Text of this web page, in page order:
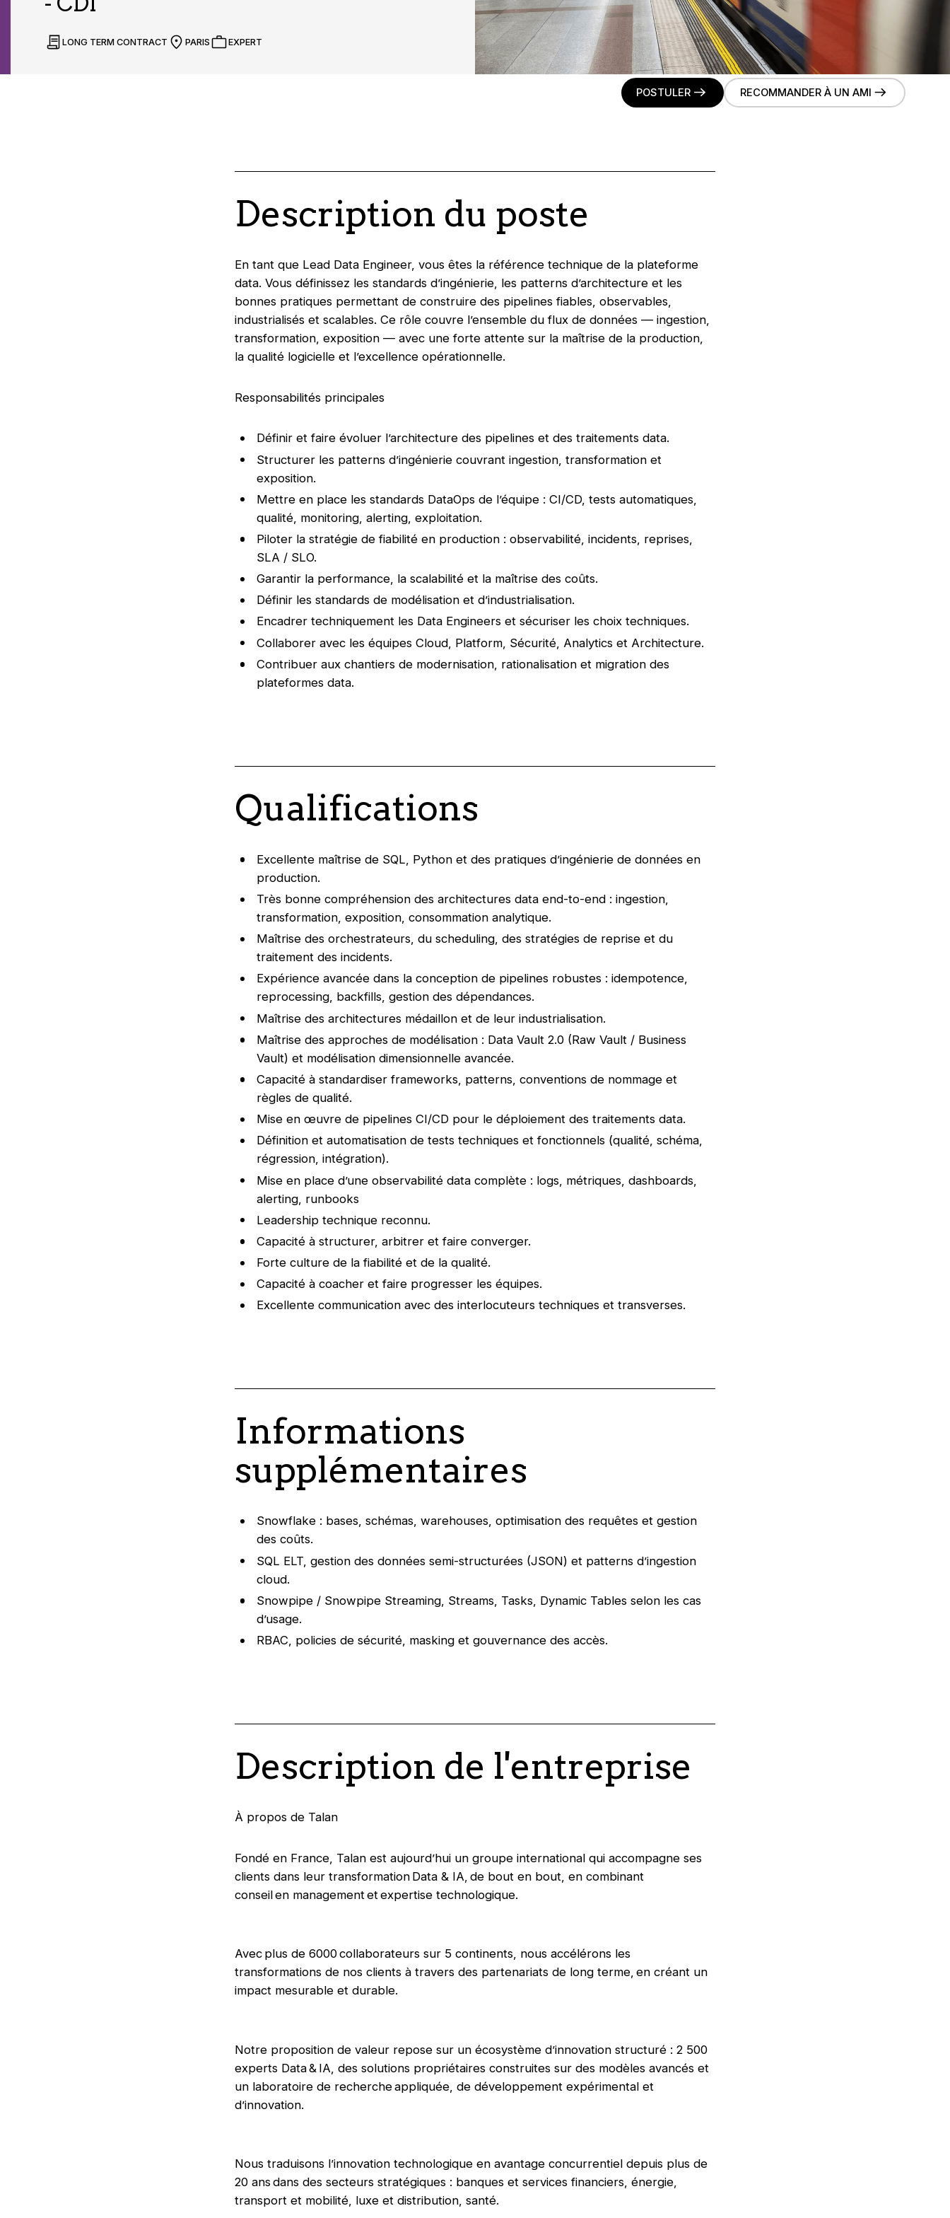
LONG TERM CONTRACT PARIS EXPERT
POSTULER RECOMMANDER À UN AMI
Description du poste
En tant que Lead Data Engineer, vous êtes la référence technique de la plateforme
data. Vous définissez les standards d’ingénierie, les patterns d’architecture et les
bonnes pratiques permettant de construire des pipelines fiables, observables,
industrialisés et scalables. Ce rôle couvre l’ensemble du flux de données — ingestion,
transformation, exposition — avec une forte attente sur la maîtrise de la production,
la qualité logicielle et l’excellence opérationnelle.
Responsabilités principales
Définir et faire évoluer l’architecture des pipelines et des traitements data.
Structurer les patterns d’ingénierie couvrant ingestion, transformation et
exposition.
Mettre en place les standards DataOps de l’équipe : CI/CD, tests automatiques,
qualité, monitoring, alerting, exploitation.
Piloter la stratégie de fiabilité en production : observabilité, incidents, reprises,
SLA / SLO.
Garantir la performance, la scalabilité et la maîtrise des coûts.
Définir les standards de modélisation et d’industrialisation.
Encadrer techniquement les Data Engineers et sécuriser les choix techniques.
Collaborer avec les équipes Cloud, Platform, Sécurité, Analytics et Architecture.
Contribuer aux chantiers de modernisation, rationalisation et migration des
plateformes data.
Qualifications
Excellente maîtrise de SQL, Python et des pratiques d’ingénierie de données en
production.
Très bonne compréhension des architectures data end-to-end : ingestion,
transformation, exposition, consommation analytique.
Maîtrise des orchestrateurs, du scheduling, des stratégies de reprise et du
traitement des incidents.
Expérience avancée dans la conception de pipelines robustes : idempotence,
reprocessing, backfills, gestion des dépendances.
Maîtrise des architectures médaillon et de leur industrialisation.
Maîtrise des approches de modélisation : Data Vault 2.0 (Raw Vault / Business
Vault) et modélisation dimensionnelle avancée.
Capacité à standardiser frameworks, patterns, conventions de nommage et
règles de qualité.
Mise en œuvre de pipelines CI/CD pour le déploiement des traitements data.
Définition et automatisation de tests techniques et fonctionnels (qualité, schéma,
régression, intégration).
Mise en place d’une observabilité data complète : logs, métriques, dashboards,
alerting, runbooks
Leadership technique reconnu.
Capacité à structurer, arbitrer et faire converger.
Forte culture de la fiabilité et de la qualité.
Capacité à coacher et faire progresser les équipes.
Excellente communication avec des interlocuteurs techniques et transverses.
Informations
supplémentaires
Snowflake : bases, schémas, warehouses, optimisation des requêtes et gestion
des coûts.
SQL ELT, gestion des données semi-structurées (JSON) et patterns d’ingestion
cloud.
Snowpipe / Snowpipe Streaming, Streams, Tasks, Dynamic Tables selon les cas
d’usage.
RBAC, policies de sécurité, masking et gouvernance des accès.
Description de l'entreprise
À propos de Talan
Fondé en France, Talan est aujourd’hui un groupe international qui accompagne ses
clients dans leur transformation Data & IA, de bout en bout, en combinant
conseil en management et expertise technologique.
Avec plus de 6000 collaborateurs sur 5 continents, nous accélérons les
transformations de nos clients à travers des partenariats de long terme, en créant un
impact mesurable et durable.
Notre proposition de valeur repose sur un écosystème d’innovation structuré : 2 500
experts Data & IA, des solutions propriétaires construites sur des modèles avancés et
un laboratoire de recherche appliquée, de développement expérimental et
d’innovation.
Nous traduisons l’innovation technologique en avantage concurrentiel depuis plus de
20 ans dans des secteurs stratégiques : banques et services financiers, énergie,
transport et mobilité, luxe et distribution, santé.